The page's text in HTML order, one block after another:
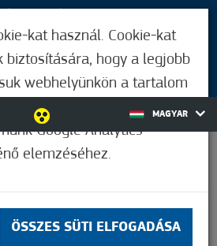
MAGYAR
kat használ. Cookie-kat
biztosítására, hogy a legjobb
webhelyünkön a tartalom
szabásához,
Google Analytics
elemzéséhez.
ÖSSZES SÜTI ELFOGADÁSA